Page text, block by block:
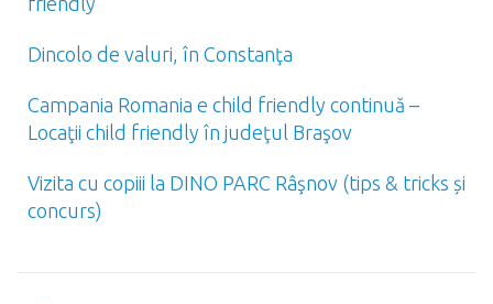
Dincolo de valuri, în Constanţa
Campania Romania e child friendly continuă –
Locaţii child friendly în judeţul Braşov
Vizita cu copiii la DINO PARC Râşnov (tips & tricks și
concurs)